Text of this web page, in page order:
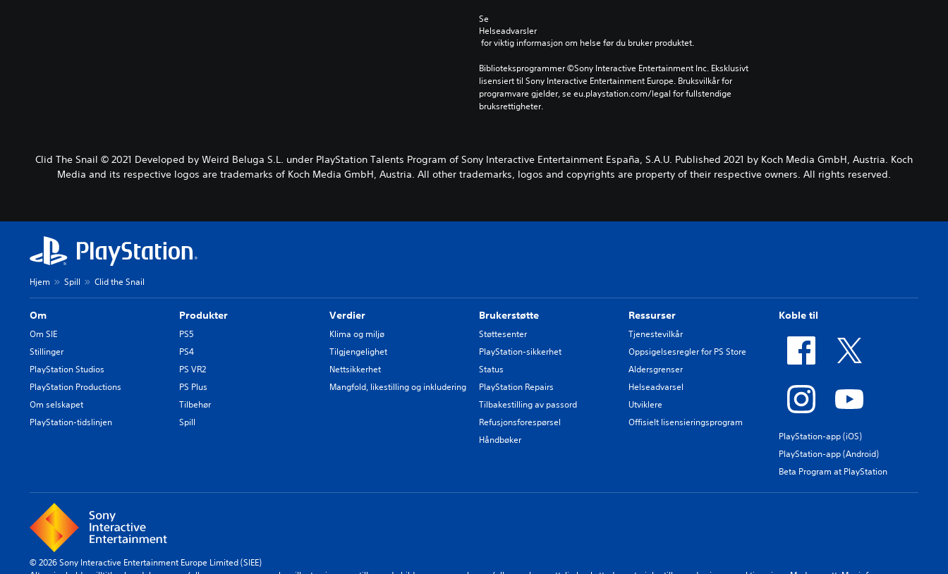
Se
Helseadvarsler
for viktig informasjon om helse før du bruker produktet.
Biblioteksprogrammer ©Sony Interactive Entertainment Inc. Eksklusivt
lisensiert til Sony Interactive Entertainment Europe. Bruksvilkår for
programvare gjelder, se eu.playstation.com/legal for fullstendige
bruksrettigheter.
Clid The Snail © 2021 Developed by Weird Beluga S.L. under PlayStation Talents Program of Sony Interactive Entertainment España, S.A.U. Published 2021 by Koch Media GmbH, Austria. Koch
Media and its respective logos are trademarks of Koch Media GmbH, Austria. All other trademarks, logos and copyrights are property of their respective owners. All rights reserved.
Hjem Spill Clid the Snail
Om
Om SIE
Stillinger
PlayStation Studios
PlayStation Productions
Om selskapet
PlayStation-tidslinjen
Produkter
PS5
PS4
PS VR2
PS Plus
Tilbehør
Spill
Verdier
Klima og miljø
Tilgjengelighet
Nettsikkerhet
Mangfold, likestilling og inkludering
Brukerstøtte
Støttesenter
PlayStation-sikkerhet
Status
PlayStation Repairs
Tilbakestilling av passord
Refusjonsforespørsel
Håndbøker
Ressurser
Tjenestevilkår
Oppsigelsesregler for PS Store
Aldersgrenser
Helseadvarsel
Utviklere
Offisielt lisensieringsprogram
Koble til
PlayStation-app (iOS)
PlayStation-app (Android)
Beta Program at PlayStation
© 2026 Sony Interactive Entertainment Europe Limited (SIEE)